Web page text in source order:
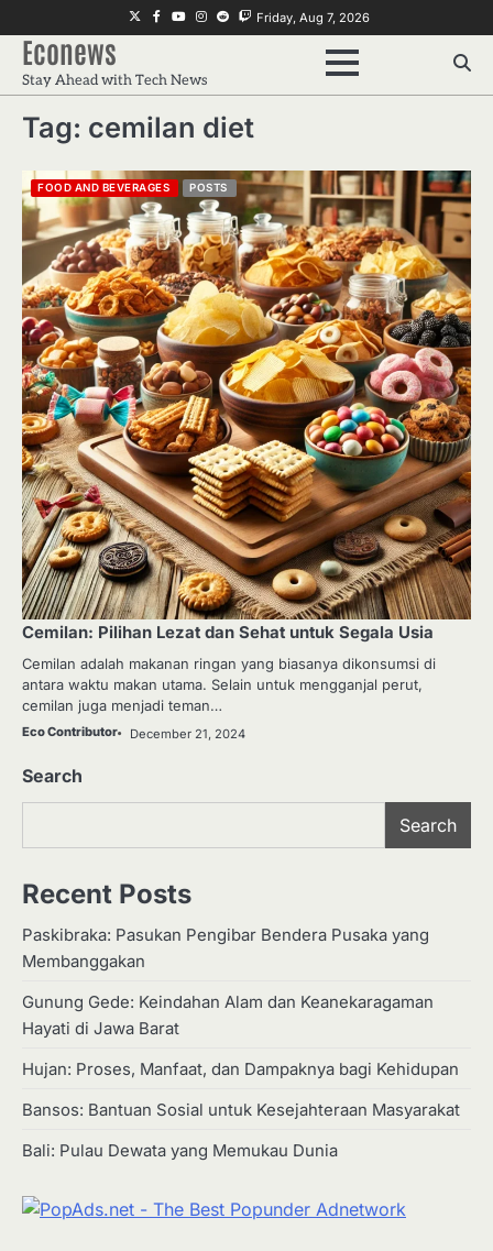
to
content
Twitter
Facebook
YoutubeInstagram
RedditTwitch
Friday, Aug 7, 2026
Econews
Stay Ahead with Tech News
Tag: cemilan diet
FOOD AND BEVERAGES POSTS
Cemilan: Pilihan Lezat dan Sehat untuk Segala Usia
Cemilan adalah makanan ringan yang biasanya dikonsumsi di
antara waktu makan utama. Selain untuk mengganjal perut,
cemilan juga menjadi teman…
Eco Contributor December 21, 2024
Search
Search
Recent Posts
Paskibraka: Pasukan Pengibar Bendera Pusaka yang
Membanggakan
Gunung Gede: Keindahan Alam dan Keanekaragaman
Hayati di Jawa Barat
Hujan: Proses, Manfaat, dan Dampaknya bagi Kehidupan
Bansos: Bantuan Sosial untuk Kesejahteraan Masyarakat
Bali: Pulau Dewata yang Memukau Dunia